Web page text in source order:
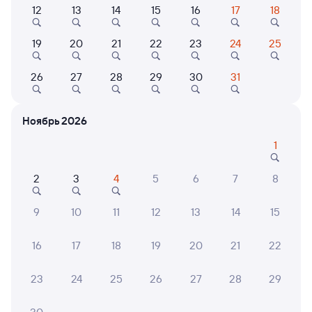
379С Проходящий 7,8
Аполлонская
из Владикавказа
22:31 04:12
5 ч 41 м в пути
Маршрут
Плацкарт
от 1 ⁠933 ⁠₽
Купе
2 ⁠551 ⁠₽
Даже если сейчас нет мест
12 13 14 15 16 17 18
19 20 21 22 23 24 25
26 27 28 29 30 31
Ноябрь 2026
1
2 3 4 5 6 7 8
9 10 11 12 13 14 15
16 17 18 19 20 21 22
23 24 25 26 27 28 29